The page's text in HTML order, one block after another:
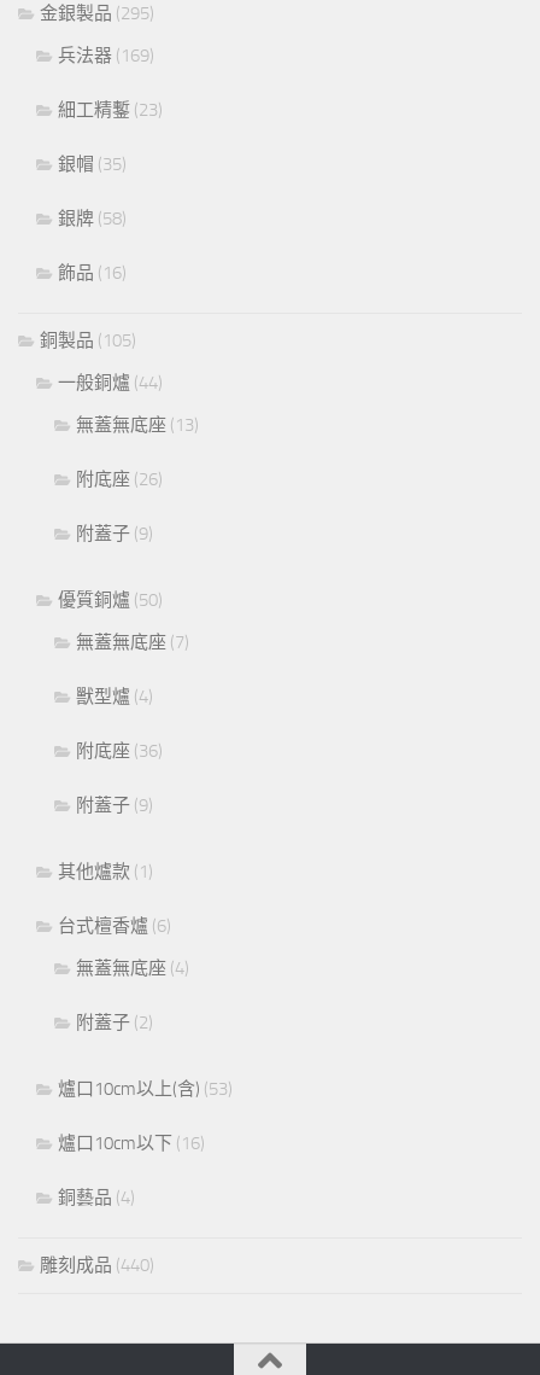
金銀製品 (295)
兵法器 (169)
細工精鏨 (23)
銀帽 (35)
銀牌 (58)
飾品 (16)
銅製品 (105)
一般銅爐 (44)
無蓋無底座 (13)
附底座 (26)
附蓋子 (9)
優質銅爐 (50)
無蓋無底座 (7)
獸型爐 (4)
附底座 (36)
附蓋子 (9)
其他爐款 (1)
台式檀香爐 (6)
無蓋無底座 (4)
附蓋子 (2)
爐口10cm以上(含) (53)
爐口10cm以下 (16)
銅藝品 (4)
雕刻成品 (440)